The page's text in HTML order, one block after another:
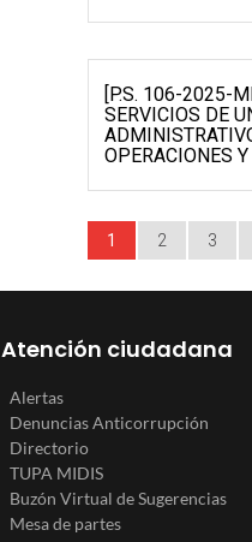
[P.S. 106-2025-
SERVICIOS DE
OPERACIONES
1 2 3
Atención ciudadana
Alertas
Denuncias Anticorrupción
Directorio
TUPA MIDIS
Buzón Virtual de Sugerencias
Mesa de partes